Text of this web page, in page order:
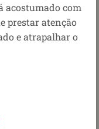
acostumado com
prestar atenção
e atrapalhar o